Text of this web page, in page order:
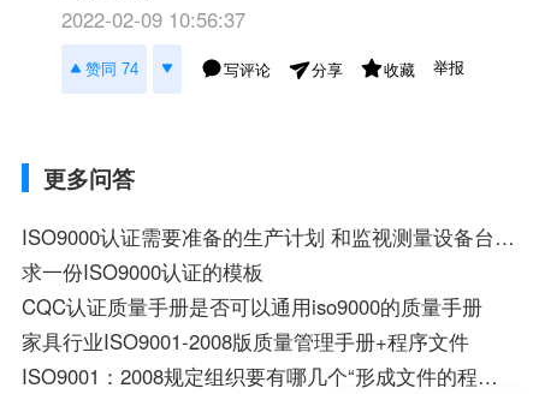
2022-02-09 10:56:37
赞同 74 写评论 分享 收藏 举报
更多问答
ISO9000认证需要准备的生产计划 和监视测量设备台账谁有 样本啊
求一份ISO9000认证的模板
CQC认证质量手册是否可以通用iso9000的质量手册
家具行业ISO9001-2008版质量管理手册+程序文件
ISO9001：2008规定组织要有哪几个“形成文件的程序”？